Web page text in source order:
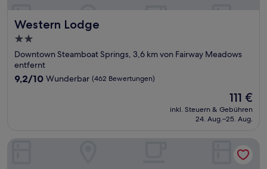
Western Lodge
Western Lodge
2.0-
Sterne-
Unterkunft
Downtown Steamboat Springs, 3,6 km von Fairway Meadows
entfernt
9.2
9,2/10 Wunderbar (462 Bewertungen)
Der
Preis
beträgt
111 €
inkl. Steuern & Gebühren
24. Aug.–25. Aug.